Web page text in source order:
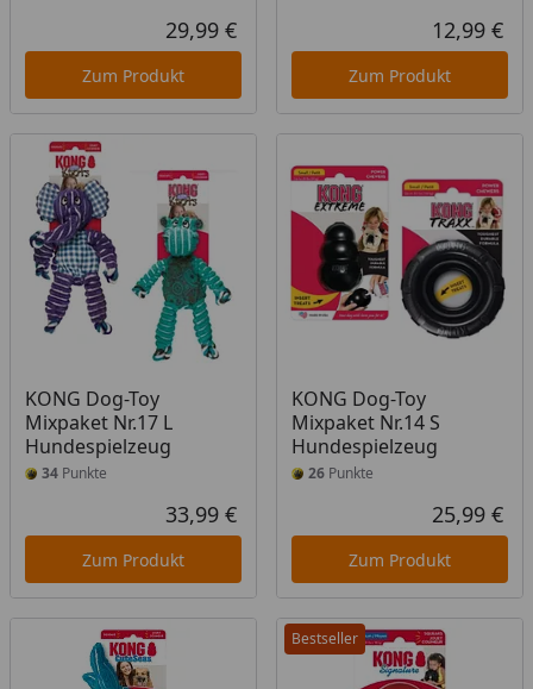
Aktueller Preis
29,99 €
Zum Produkt
12,99 €
Zum Produkt
KONG Dog-Toy
Mixpaket Nr.17 L
Hundespielzeug
34 Punkte
Aktueller Preis
33,99 €
Zum Produkt
KONG Dog-Toy
Mixpaket Nr.14 S
Hundespielzeug
26Punkte
25,99 €
Zum Produkt
Bestseller